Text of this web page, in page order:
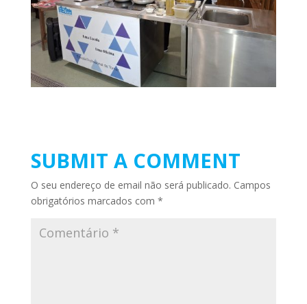
SUBMIT A COMMENT
O seu endereço de email não será publicado. Campos
obrigatórios marcados com *